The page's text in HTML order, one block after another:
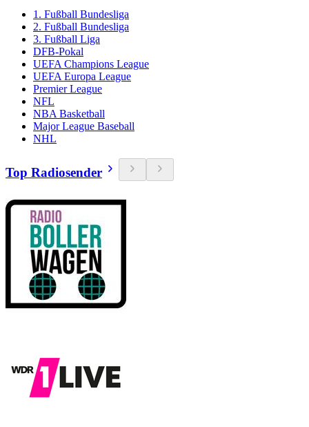
1. Fußball Bundesliga
2. Fußball Bundesliga
3. Fußball Liga
DFB-Pokal
UEFA Champions League
UEFA Europa League
Premier League
NFL
NBA Basketball
Major League Baseball
NHL
Top Radiosender